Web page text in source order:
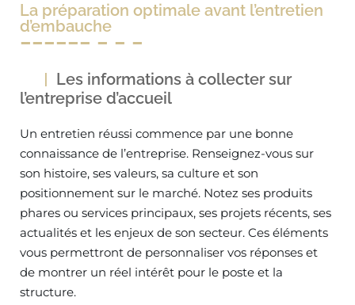
La préparation optimale avant l’entretien
d’embauche
Les informations à collecter sur
l’entreprise d’accueil
Un entretien réussi commence par une bonne
connaissance de l’entreprise. Renseignez-vous sur
son histoire, ses valeurs, sa culture et son
positionnement sur le marché. Notez ses produits
phares ou services principaux, ses projets récents, ses
actualités et les enjeux de son secteur. Ces éléments
vous permettront de personnaliser vos réponses et
de montrer un réel intérêt pour le poste et la
structure.